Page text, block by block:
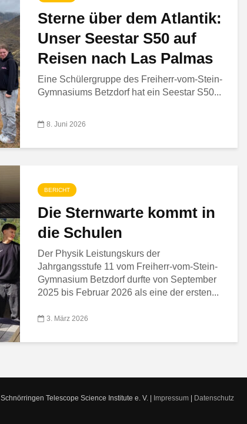
Sterne über dem Atlantik:
Unser Seestar S50 auf
Reisen nach Las Palmas
Eine Schülergruppe des Freiherr-vom-Stein-
Gymnasiums Betzdorf hat ein Seestar S50...
8. Juni 2026
BERICHT
Die Sternwarte kommt in
die Schulen
Der Physik Leistungskurs der
Jahrgangsstufe 11 vom Freiherr-vom-Stein-
Gymnasium Betzdorf durfte von September
2025 bis Februar 2026 als eine der ersten...
3. März 2026
Schnörringen Telescope Science Institute e. V. | Impressum| Datenschutz